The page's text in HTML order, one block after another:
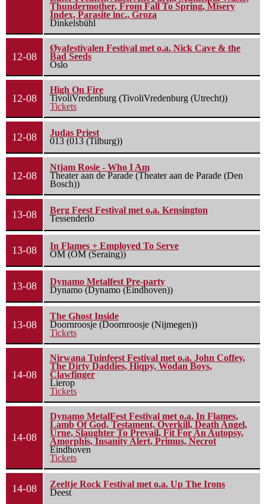
Thundermother, From Fall To Spring, Misery
Index, Parasite inc., Groza
Dinkelsbühl
12-08
Øyafestivalen Festival met o.a. Nick Cave & the
Bad Seeds
Oslo
12-08
High On Fire
TivoliVredenburg (TivoliVredenburg (Utrecht))
Tickets
12-08
Judas Priest
013 (013 (Tilburg))
12-08
Ntjam Rosie - Who I Am
Theater aan de Parade (Theater aan de Parade (Den
Bosch))
13-08
Berg Feest Festival met o.a. Kensington
Tessenderlo
13-08
In Flames + Employed To Serve
OM (OM (Seraing))
13-08
Dynamo Metalfest Pre-party
Dynamo (Dynamo (Eindhoven))
13-08
The Ghost Inside
Doornroosje (Doornroosje (Nijmegen))
Tickets
14-08
Nirwana Tuinfeest Festival met o.a. John Coffey,
The Dirty Daddies, Hiqpy, Wodan Boys,
Clawfinger
Lierop
Tickets
14-08
Dynamo MetalFest Festival met o.a. In Flames,
Lamb Of God, Testament, Overkill, Death Angel,
Urne, Slaughter To Prevail, Fit For An Autopsy,
Amorphis, Insanity Alert, Primus, Necrot
Eindhoven
Tickets
14-08
Zeeltje Rock Festival met o.a. Up The Irons
Deest